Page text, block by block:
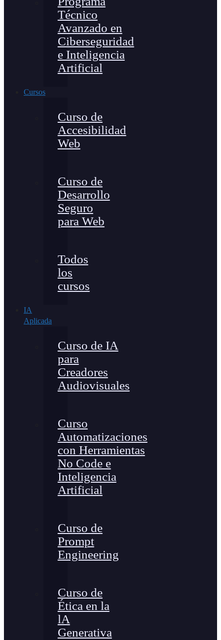
Técnico
Avanzado en
Ciberseguridad
e Inteligencia
Artificial
Cursos
Curso de
Accesibilidad
Web
Curso de
Desarrollo
Seguro
para Web
Todos
los
cursos
IA
Aplicada
Curso de IA
para
Creadores
Audiovisuales
Curso
Automatizaciones
con Herramientas
No Code e
Inteligencia
Artificial
Curso de
Prompt
Engineering
Curso de
Ética en la
lA
Generativa